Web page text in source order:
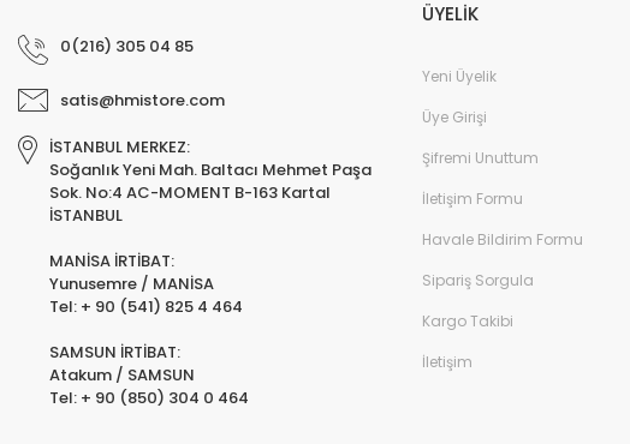
0(216) 305 04 85
satis@hmistore.com
İSTANBUL MERKEZ:
Soğanlık Yeni Mah. Baltacı Mehmet Paşa
Sok. No:4 AC-MOMENT B-163 Kartal
İSTANBUL
MANİSA İRTİBAT:
Yunusemre / MANİSA
Tel: + 90 (541) 825 4 464
SAMSUN İRTİBAT:
Atakum / SAMSUN
Tel: + 90 (850) 304 0 464
ÜYELİK
Yeni Üyelik
Üye Girişi
Şifremi Unuttum
İletişim Formu
Havale Bildirim Formu
Sipariş Sorgula
Kargo Takibi
İletişim